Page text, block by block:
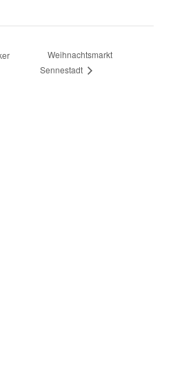
Weihnachtsmarkt
Sennestadt